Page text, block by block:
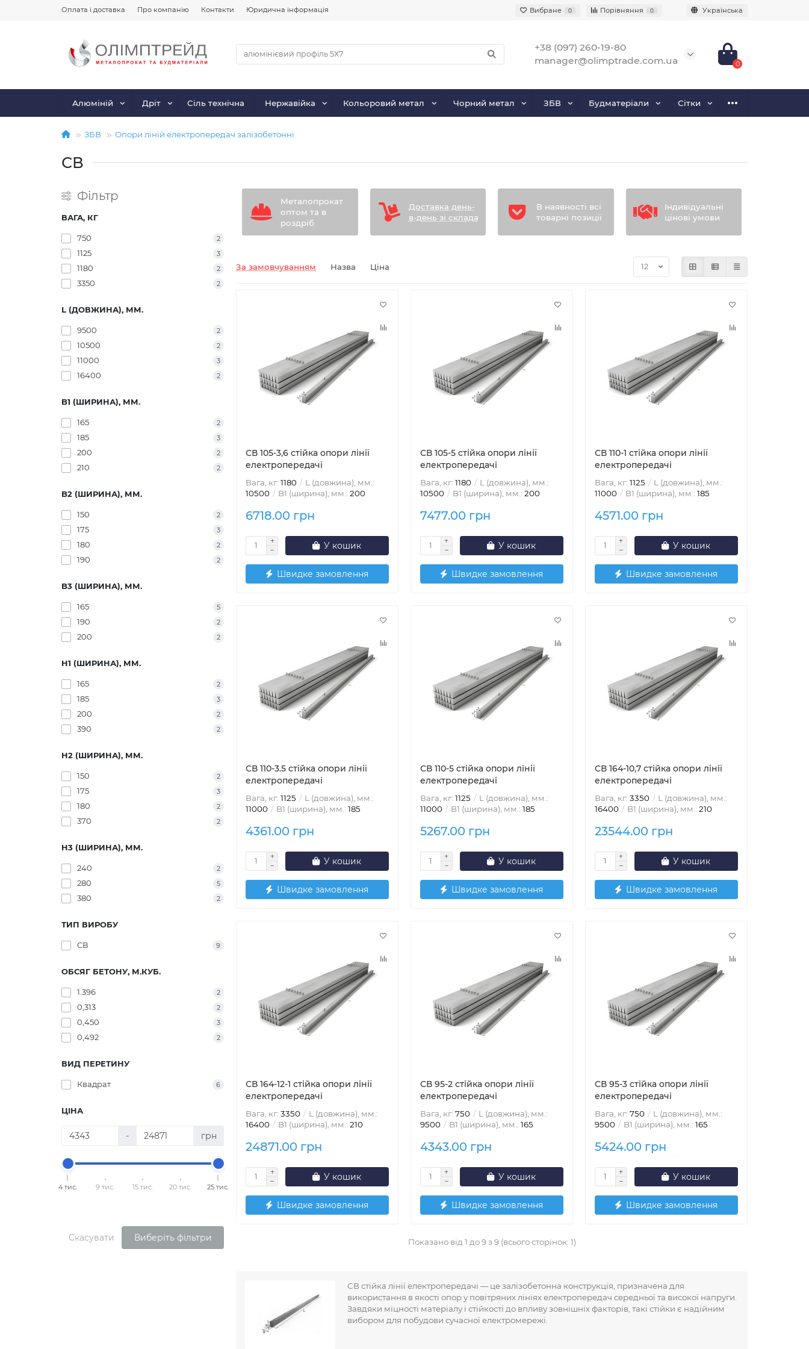
Оплата і доставка Про компанію Контакти Юридична інформація Вибране 0 Порівняння 0 Українська
+38 (097) 260-19-80
manager@olimptrade.com.ua
0
Алюміній Дріт Сіль технічна Нержавійка Кольоровий метал Чорний метал ЗБВ Будматеріали Сітки
ЗБВ Опори ліній електропередач залізобетонні
СВ
Фільтр
ВАГА, КГ
750 2
1125 3
1180 2
3350 2
L (ДОВЖИНА), ММ.
9500 2
10500 2
11000 3
16400 2
B1 (ШИРИНА), ММ.
165 2
185 3
200 2
210 2
B2 (ШИРИНА), ММ.
150 2
175 3
180 2
190 2
B3 (ШИРИНА), ММ.
165 5
190 2
200 2
H1 (ШИРИНА), ММ.
165 2
185 3
200 2
390 2
H2 (ШИРИНА), ММ.
150 2
175 3
180 2
370 2
H3 (ШИРИНА), ММ.
240 2
280 5
380 2
ТИП ВИРОБУ
СВ 9
ОБСЯГ БЕТОНУ, М.КУБ.
1.396 2
0,313 2
0,450 3
0,492 2
ВИД ПЕРЕТИНУ
Квадрат 6
ЦІНА
- грн
4 тис. 9 тис. 15 тис. 20 тис. 25 тис.
Скасувати Виберіть фільтри
Металопрокат
оптом та в
роздріб
Доставка день-
в-день зі склада
В наявності всі
товарні позиції
Індивідуальні
цінові умови
За замовчуванням Назва Ціна
СВ 105-3,6 стійка опори лінії
електропередачі
Вага, кг: 1180
L (довжина), мм.:
10500
B1 (ширина), мм.: 200
6718.00 грн
У кошик
Швидке замовлення
СВ 105-5 стійка опори лінії
електропередачі
Вага, кг: 1180
L (довжина), мм.:
10500
B1 (ширина), мм.: 200
7477.00 грн
У кошик
Швидке замовлення
СВ 110-1 стійка опори лінії
електропередачі
Вага, кг: 1125
L (довжина), мм.:
11000
B1 (ширина), мм.: 185
4571.00 грн
У кошик
Швидке замовлення
СВ 110-3.5 стійка опори лінії
електропередачі
Вага, кг: 1125
L (довжина), мм.:
11000
B1 (ширина), мм.: 185
4361.00 грн
У кошик
Швидке замовлення
СВ 110-5 стійка опори лінії
електропередачі
Вага, кг: 1125
L (довжина), мм.:
11000
B1 (ширина), мм.: 185
5267.00 грн
У кошик
Швидке замовлення
СВ 164-10,7 стійка опори лінії
електропередачі
Вага, кг: 3350
L (довжина), мм.:
16400
B1 (ширина), мм.: 210
23544.00 грн
У кошик
Швидке замовлення
СВ 164-12-1 стійка опори лінії
електропередачі
Вага, кг: 3350
L (довжина), мм.:
16400
B1 (ширина), мм.: 210
24871.00 грн
У кошик
Швидке замовлення
СВ 95-2 стійка опори лінії
електропередачі
Вага, кг: 750
L (довжина), мм.:
9500
B1 (ширина), мм.: 165
4343.00 грн
У кошик
Швидке замовлення
СВ 95-3 стійка опори лінії
електропередачі
Вага, кг: 750
L (довжина), мм.:
9500
B1 (ширина), мм.: 165
5424.00 грн
У кошик
Швидке замовлення
Показано від 1 до 9 з 9 (всього сторінок: 1)
СВ стійка лінії електропередачі — це залізобетонна конструкція, призначена для
використання в якості опор у повітряних лініях електропередач середньої та високої напруги.
Завдяки міцності матеріалу і стійкості до впливу зовнішніх факторів, такі стійки є надійним
вибором для побудови сучасної електромережі.